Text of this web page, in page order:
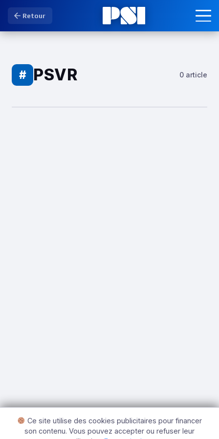
Retour
# PSVR 0 article
Ce site utilise des cookies publicitaires pour financer
son contenu. Vous pouvez accepter ou refuser leur